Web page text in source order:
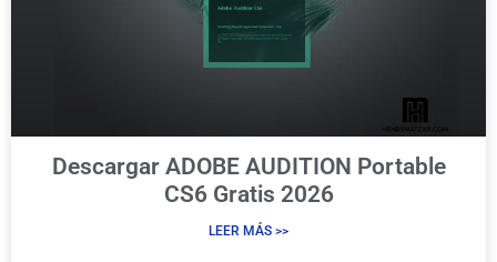
Descargar ADOBE AUDITION Portable
CS6 Gratis 2026
LEER MÁS >>